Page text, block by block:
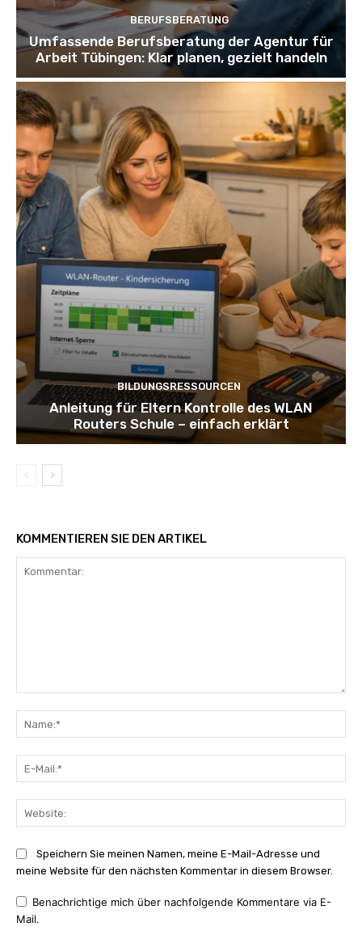
BERUFSBERATUNG
Umfassende Berufsberatung der Agentur für
Arbeit Tübingen: Klar planen, gezielt handeln
BILDUNGSRESSOURCEN
Anleitung für Eltern Kontrolle des WLAN
Routers Schule – einfach erklärt
KOMMENTIEREN SIE DEN ARTIKEL
Speichern Sie meinen Namen, meine E-Mail-Adresse und
meine Website für den nächsten Kommentar in diesem Browser.
Benachrichtige mich über nachfolgende Kommentare via E-
Mail.